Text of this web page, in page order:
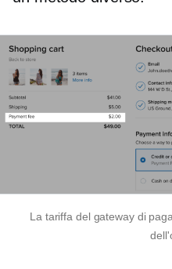
La tariffa del gateway di